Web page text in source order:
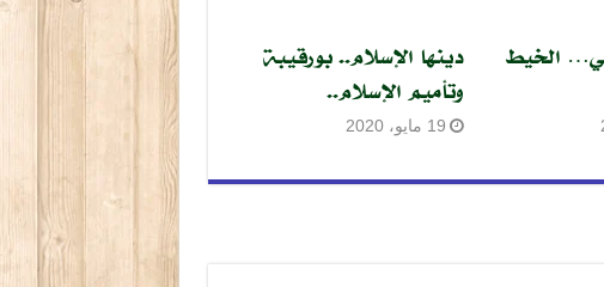
الخيط
دينها الإسلام.. بورقيبة
وتأميم الإسلام..
19 مايو، 2020